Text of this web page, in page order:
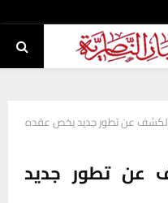
عن تطور جديد يخص عقده
عن تطور جديد